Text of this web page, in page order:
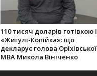
110 тисяч доларів готівкою і
«Жигулі-Копійка»: що
декларує голова Оріхівської
МВА Микола Вініченко